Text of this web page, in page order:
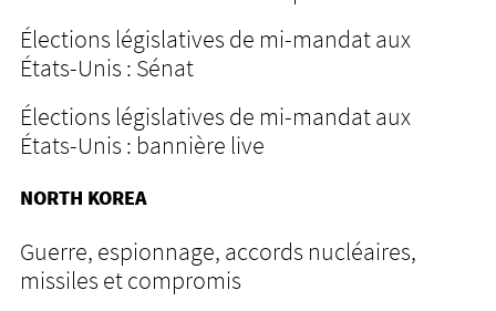
Élections législatives de mi-mandat aux
États-Unis : Sénat
Élections législatives de mi-mandat aux
États-Unis : bannière live
NORTH KOREA
Guerre, espionnage, accords nucléaires,
missiles et compromis